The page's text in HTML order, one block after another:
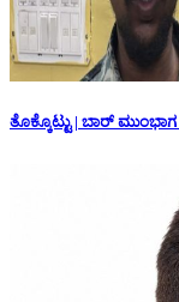
ತೊಕ್ಕೊಟ್ಟು | ಬಾರ್